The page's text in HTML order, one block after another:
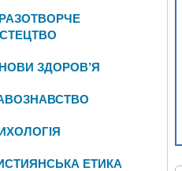
ЗДОРОВ’Я
ЕТИКА